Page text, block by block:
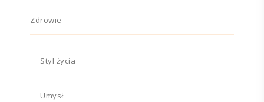
Zdrowie
Styl życia
Umysł